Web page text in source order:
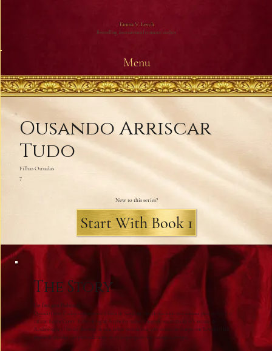
Emma V. Leech
Bestselling international romance author
Menu
Ousando Arriscar
Tudo
Filhas Ousadas
7
New to this series?
Start With Book 1
The Story
Um Ímã para Problemas...
Quando Greer Cadogan comparece à festa de Natal na casa de sua irmã está ansiosa para conhecer o
infame Raphe Coote, Barão de Ligne. Raphe é o melhor amigo de seu cunhado, o Visconde de
Roxborough. O barão, detentor de uma beleza pecaminosa, vive recluso no campo, em Rowsley Hall,
depois de afundar tão profundamente no vício que quase não conseguiu escapar.